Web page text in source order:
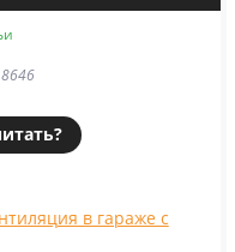
8646
в гараже с